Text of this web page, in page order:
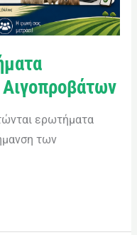
ερωτήματα
των